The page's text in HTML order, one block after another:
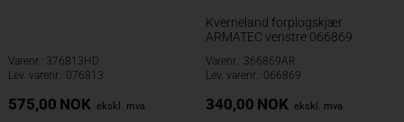
Varenr.: 376813HD
Lev. varenr.: 076813
575,00 NOK ekskl. mva
Kverneland forplogskjær
ARMATEC venstre 066869
Varenr.: 366869AR
Lev. varenr.: 066869
340,00 NOK ekskl. mva